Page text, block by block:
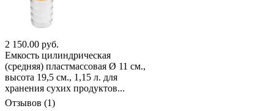
2 150.00 руб.
Емкость цилиндрическая
(средняя) пластмассовая Ø 11 см.,
высота 19,5 см., 1,15 л. для
хранения сухих продуктов...
Отзывов (1)